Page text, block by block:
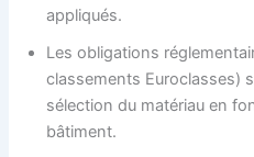
appliqués.
Les obligations
classements Euroclasses)
sélection du matériau en
bâtiment.